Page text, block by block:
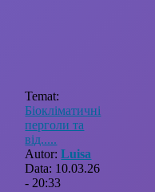
Temat:
Біокліматичні
перголи та
від.....
Autor:Luisa
Data: 10.03.26
- 20:33